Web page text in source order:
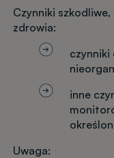
Czynniki
zdrowia:
czynniki
inne
Uwaga: